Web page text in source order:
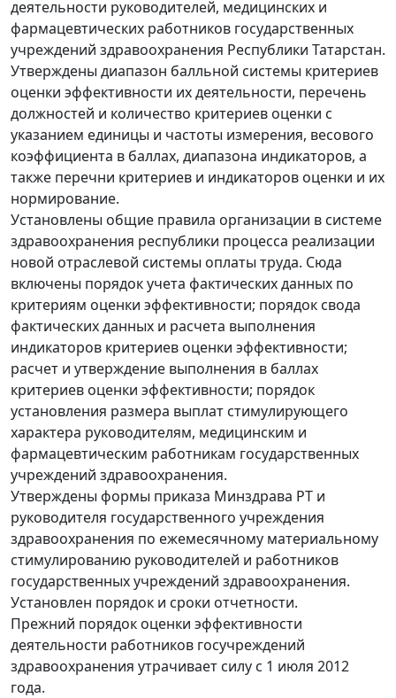
деятельности руководителей, медицинских и
фармацевтических работников государственных
учреждений здравоохранения Республики Татарстан.
Утверждены диапазон балльной системы критериев
оценки эффективности их деятельности, перечень
должностей и количество критериев оценки с
указанием единицы и частоты измерения, весового
коэффициента в баллах, диапазона индикаторов, а
также перечни критериев и индикаторов оценки и их
нормирование.
Установлены общие правила организации в системе
здравоохранения республики процесса реализации
новой отраслевой системы оплаты труда. Сюда
включены порядок учета фактических данных по
критериям оценки эффективности; порядок свода
фактических данных и расчета выполнения
индикаторов критериев оценки эффективности;
расчет и утверждение выполнения в баллах
критериев оценки эффективности; порядок
установления размера выплат стимулирующего
характера руководителям, медицинским и
фармацевтическим работникам государственных
учреждений здравоохранения.
Утверждены формы приказа Минздрава РТ и
руководителя государственного учреждения
здравоохранения по ежемесячному материальному
стимулированию руководителей и работников
государственных учреждений здравоохранения.
Установлен порядок и сроки отчетности.
Прежний порядок оценки эффективности
деятельности работников госучреждений
здравоохранения утрачивает силу с 1 июля 2012
года.